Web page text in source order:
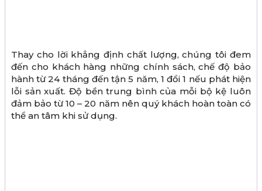
Thay cho lời khẳng định chất lượng, chúng tôi đem
đến cho khách hàng những chính sách, chế độ bảo
hành từ 24 tháng đến tận 5 năm, 1 đổi 1 nếu phát hiện
lỗi sản xuất. Độ bền trung bình của mỗi bộ kệ luôn
đảm bảo từ 10 – 20 năm nên quý khách hoàn toàn có
thể an tâm khi sử dụng.